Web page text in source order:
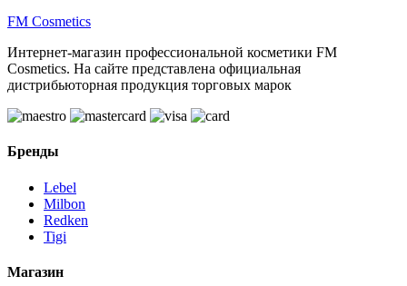
FM Cosmetics
Интернет-магазин профессиональной косметики FM
Cosmetics. На сайте представлена официальная
дистрибьюторная продукция торговых марок
Бренды
Lebel
Milbon
Redken
Tigi
Магазин